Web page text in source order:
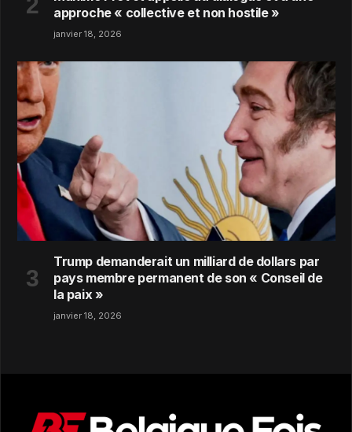
approche « collective et non hostile »
janvier 18, 2026
Trump demanderait un milliard de dollars par
pays membre permanent de son « Conseil de
la paix »
janvier 18, 2026